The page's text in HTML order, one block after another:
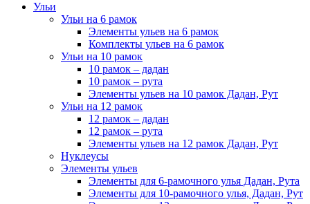
Ульи
Ульи на 6 рамок
Элементы ульев на 6 рамок
Комплекты ульев на 6 рамок
Ульи на 10 рамок
10 рамок – дадан
10 рамок – рута
Элементы ульев на 10 рамок Дадан, Рут
Ульи на 12 рамок
12 рамок – дадан
12 рамок – рута
Элементы ульев на 12 рамок Дадан, Рут
Нуклеусы
Элементы ульев
Элементы для 6-рамочного улья Дадан, Рута
Элементы для 10-рамочного улья, Дадан, Рут